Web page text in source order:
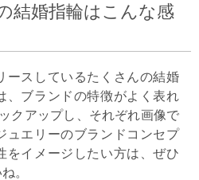
結婚指輪はこんな感
ースしているたくさんの結婚
、ブランドの特徴がよく表れ
クアップし、それぞれ画像で
ュエリーのブランドコンセプ
をイメージしたい方は、ぜひ
。